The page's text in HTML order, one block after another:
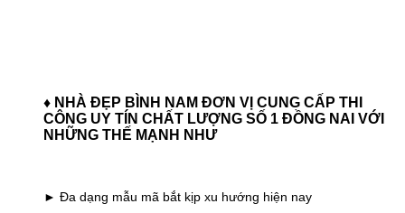
♦ NHÀ ĐẸP BÌNH NAM ĐƠN VỊ CUNG CẤP THI
CÔNG UY TÍN CHẤT LƯỢNG SỐ 1 ĐỒNG NAI VỚI
NHỮNG THẾ MẠNH NHƯ
► Đa dạng mẫu mã bắt kịp xu hướng hiện nay